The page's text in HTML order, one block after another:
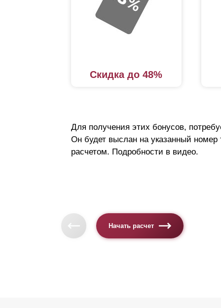
Скидка до 48%
Для получения этих бонусов,
Он будет выслан на указанный номер
расчетом. Подробности в видео.
Начать расчет